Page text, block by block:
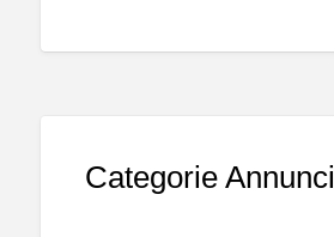
Categorie Annunci